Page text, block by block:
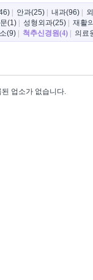
안과(25) 내과(96)
(1) 성형외과(25)
재활
(9) 척추신경원(4) 의료
된 업소가 없습니다.